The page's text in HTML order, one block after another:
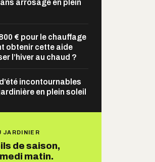
arrosage en plein
€ pour le chauffage
obtenir cette aide
l’hiver au chaud ?
incontournables
en plein soleil
JARDINIER
de saison,
matin.